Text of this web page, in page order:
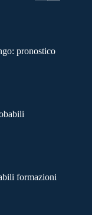
pronostico
formazioni